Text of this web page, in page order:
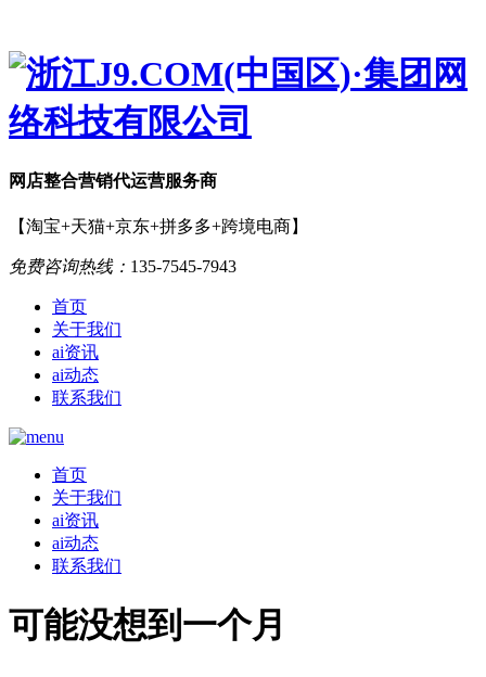
网店整合营销代运营服务商
【淘宝+天猫+京东+拼多多+跨境电商】
免费咨询热线： 135-7545-7943
首页
关于我们
ai资讯
ai动态
联系我们
首页
关于我们
ai资讯
ai动态
联系我们
可能没想到一个月